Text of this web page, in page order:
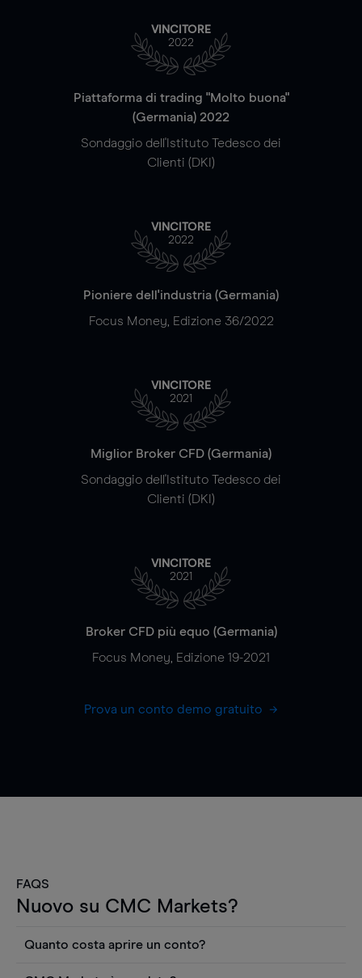
VINCITORE
2022
Piattaforma di trading "Molto buona"
(Germania) 2022
Sondaggio dell'Istituto Tedesco dei
Clienti (DKI)
VINCITORE
2022
Pioniere dell'industria (Germania)
Focus Money, Edizione 36/2022
VINCITORE
2021
Miglior Broker CFD (Germania)
Sondaggio dell'Istituto Tedesco dei
Clienti (DKI)
VINCITORE
2021
Broker CFD più equo (Germania)
Focus Money, Edizione 19-2021
Prova un conto demo gratuito
FAQS
Nuovo su CMC Markets?
Quanto costa aprire un conto?